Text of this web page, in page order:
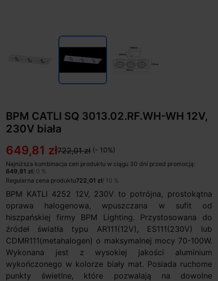
BPM CATLI SQ 3013.02.RF.WH-WH 12V,
230V biała
649,81 zł722,01 zł (- 10%)
Najniższa kombinacja cen produktu w ciągu 30 dni przed promocją:
649,81 zł/ 0 %
Regularna cena produktu722,01 zł/ 10 %
BPM KATLI 4252 12V, 230V to potrójna, prostokątna
oprawa halogenowa, wpuszczana w sufit od
hiszpańskiej firmy BPM Lighting. Przystosowana do
źródeł światła typu AR111(12V), ES111(230V) lub
CDMR111(metahalogen) o maksymalnej mocy 70-100W.
Wykonana jest z wysokiej jakości aluminium
wykończonego w kolorze biały mat. Posiada ruchome
punkty świetlne, które pozwalają na dowolne